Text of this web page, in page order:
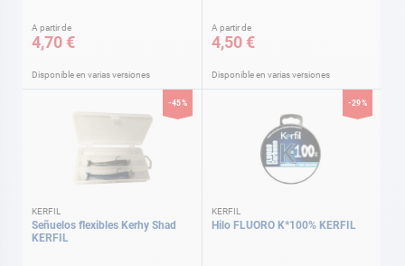
A partir de
4,70 €
Disponible en varias versiones
A partir de
4,50 €
Disponible en varias versiones
-45%
KERFIL
Señuelos flexibles Kerhy Shad
KERFIL
-29%
KERFIL
Hilo FLUORO K*100% KERFIL